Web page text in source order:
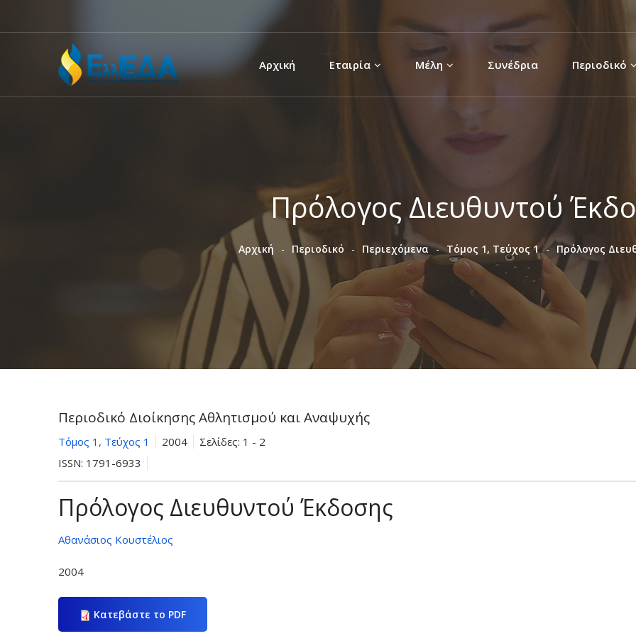
προς το
κυρίως
περιεχόμενο
Αρχική Εταιρία Μέλη Συνέδρια Περιοδικό
Πρόλογος Διευθυντού
Αρχική Περιοδικό Περιεχόμενα Τόμος 1, Τεύχος 1 Πρόλογος
Περιοδικό Διοίκησης Αθλητισμού και Αναψυχής
Τόμος 1, Τεύχος 1 2004 Σελίδες: 1 - 2
ISSN: 1791-6933
Πρόλογος Διευθυντού Έκδοσης
Αθανάσιος Κουστέλιος
2004
Κατεβάστε το PDF